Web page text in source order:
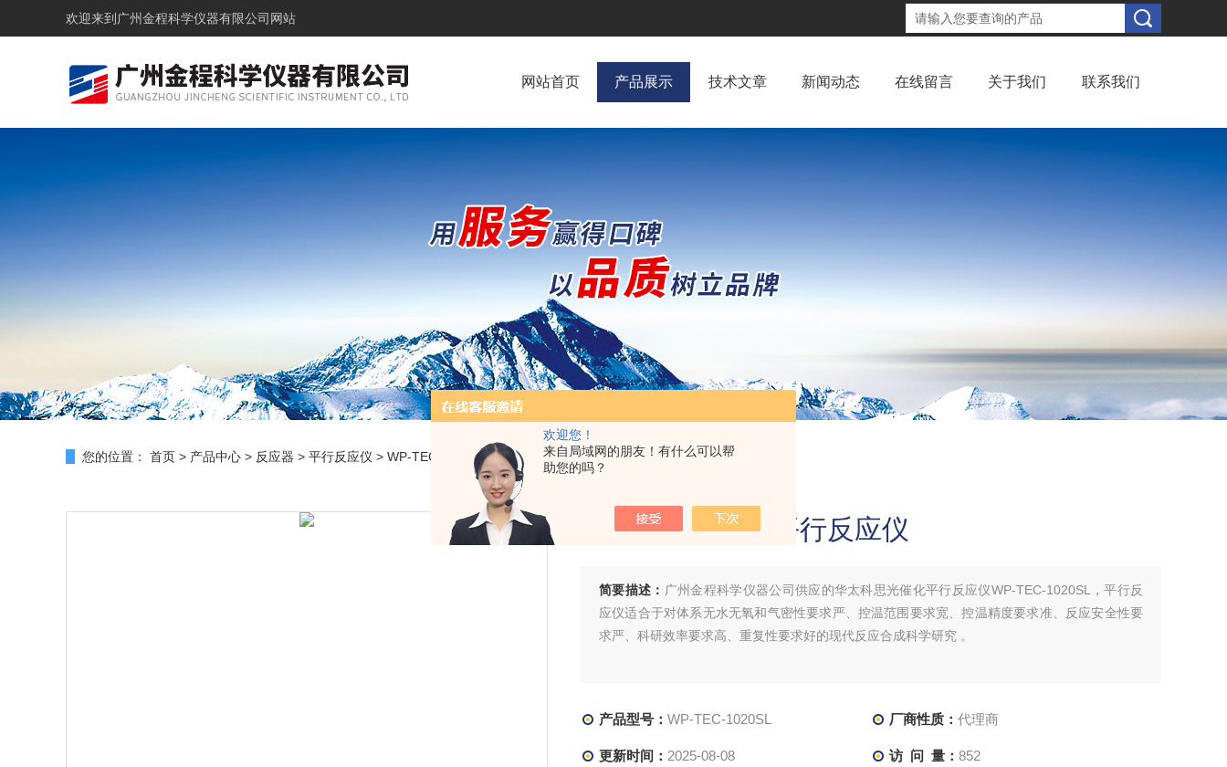
欢迎您！
来自局域网的朋友！有什么可以帮
助您的吗？
欢迎来到 广州金程科学仪器有限公司网站
网站首页 产品展示 技术文章 新闻动态 在线留言 关于我们 联系我们
您的位置： 首页 > 产品中心 > 反应器 > 平行反应仪 > WP-TEC-1020SL华太科思光催化平行反应仪
华太科思光催化平行反应仪
简要描述： 广州金程科学仪器公司供应的华太科思光催化平行反应仪WP-TEC-1020SL，平行反
应仪适合于对体系无水无氧和气密性要求严、控温范围要求宽、控温精度要求准、反应安全性要
求严、科研效率要求高、重复性要求好的现代反应合成科学研究 。
产品型号： WP-TEC-1020SL 厂商性质： 代理商
更新时间： 2025-08-08 访 问 量： 852